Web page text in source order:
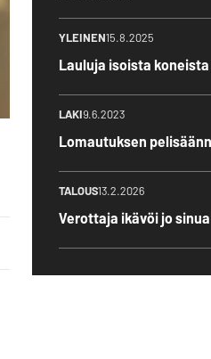
YLEINEN15.8.2025
Lauluja isoista koneista
LAKI9.6.2023
Lomautuksen
TALOUS13.2.2026
Verottaja ikävöi jo sinua